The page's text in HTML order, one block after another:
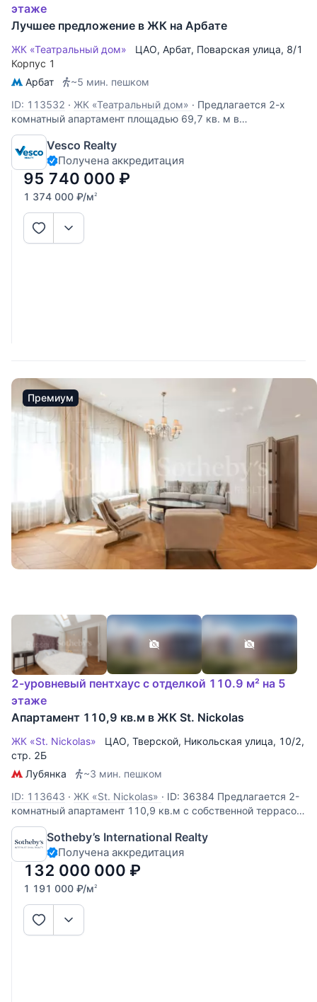
этаже
Лучшее предложение в ЖК на Арбате
ЖК «Театральный дом» ЦАО, Арбат, Поварская улица, 8/1
Корпус 1
Арбат
~5 мин. пешком
ID: 113532 · ЖК «Театральный дом» · Предлагается 2-х
комнатный апартамент площадью 69,7 кв. м в
премиальном жилом комплексе на Арбате «Театральный
дом». Апартамент расположен на 5-м этаже и имеет
свободную планировку. Возможный вариант зонирования
пространства: просторная кухня
Vesco Realty
Получена аккредитация
95 740 000 ₽
1 374 000 ₽/м2
Премиум
2-уровневый пентхаус с отделкой 110.9 м² на 5
этаже
Апартамент 110,9 кв.м в ЖК St. Nickolas
ЖК «St. Nickolas» ЦАО, Тверской, Никольская улица, 10/2,
стр. 2Б
Лубянка
~3 мин. пешком
ID: 113643 · ЖК «St. Nickolas» · ID: 36384 Предлагается 2-
комнатный апартамент 110,9 кв.м с собственной террасой
на 5 этаже кирпично-монолитного дома St. Nickolas –
современные апартаменты премиального класса в
отреставрированном историческом доме XIX века. В
выразительном облике
Sotheby’s International Realty
Получена аккредитация
132 000 000 ₽
1 191 000 ₽/м2